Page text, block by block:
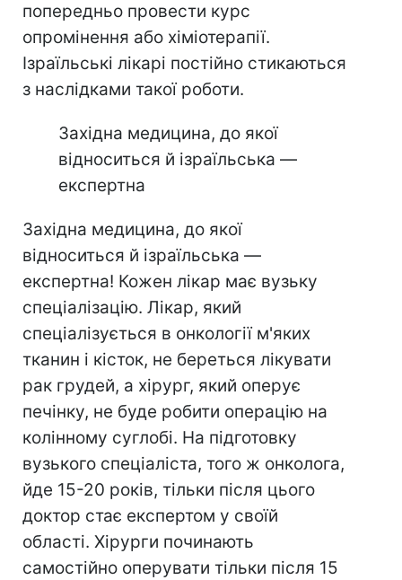
попередньо провести курс
опромінення або хіміотерапії.
Ізраїльські лікарі постійно стикаються
з наслідками такої роботи.
Західна медицина, до якої
відноситься й ізраїльська —
експертна
Західна медицина, до якої
відноситься й ізраїльська —
експертна! Кожен лікар має вузьку
спеціалізацію. Лікар, який
спеціалізується в онкології м'яких
тканин і кісток, не береться лікувати
рак грудей, а хірург, який оперує
печінку, не буде робити операцію на
колінному суглобі. На підготовку
вузького спеціаліста, того ж онколога,
йде 15-20 років, тільки після цього
доктор стає експертом у своїй
області. Хірурги починають
самостійно оперувати тільки після 15